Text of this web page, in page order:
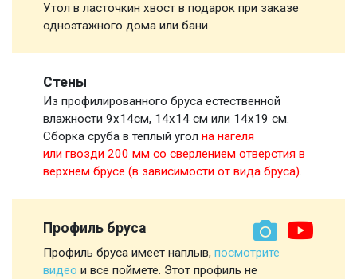
Утол в ласточкин хвост в подарок при заказе
одноэтажного дома или бани
Стены
Из профилированного бруса естественной
влажности 9х14см, 14х14 см или 14х19 см.
Сборка сруба в теплый угол на нагеля
или гвозди 200 мм со сверлением отверстия в
верхнем брусе (в зависимости от вида бруса).
Профиль бруса
Профиль бруса имеет наплыв, посмотрите
видео и все поймете. Этот профиль не